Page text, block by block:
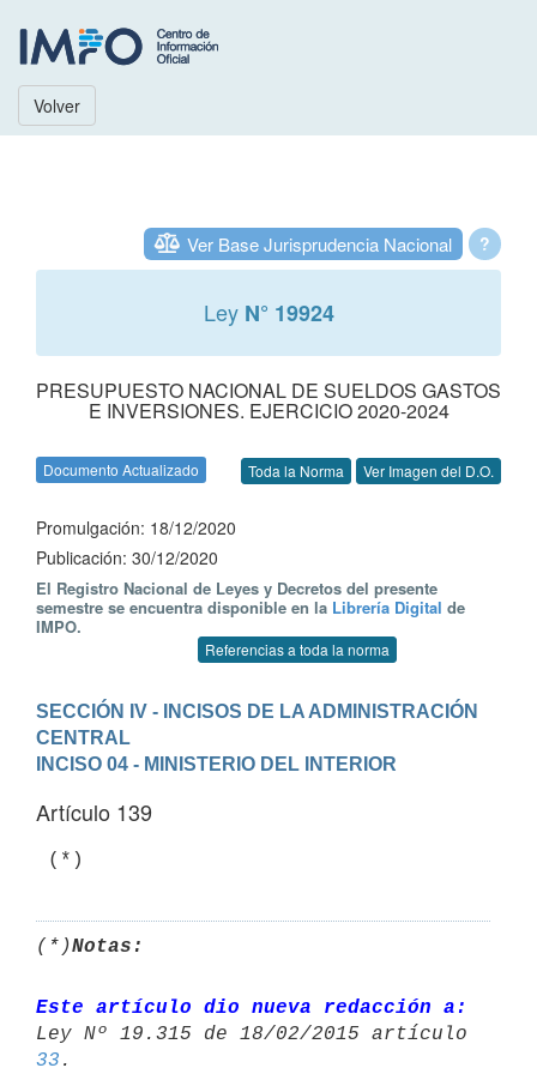
Volver
?
Ver Base Jurisprudencia Nacional
Ley N° 19924
PRESUPUESTO NACIONAL DE SUELDOS GASTOS
E INVERSIONES. EJERCICIO 2020-2024
Documento Actualizado Toda la Norma Ver Imagen del D.O.
Promulgación: 18/12/2020
Publicación: 30/12/2020
El Registro Nacional de Leyes y Decretos del presente
semestre se encuentra disponible en la Librería Digital de
IMPO.
Referencias a toda la norma
SECCIÓN IV - INCISOS DE LA ADMINISTRACIÓN
CENTRAL
INCISO 04 - MINISTERIO DEL INTERIOR
Artículo 139
(*)
(*)Notas:
Este artículo dio nueva redacción a:
33